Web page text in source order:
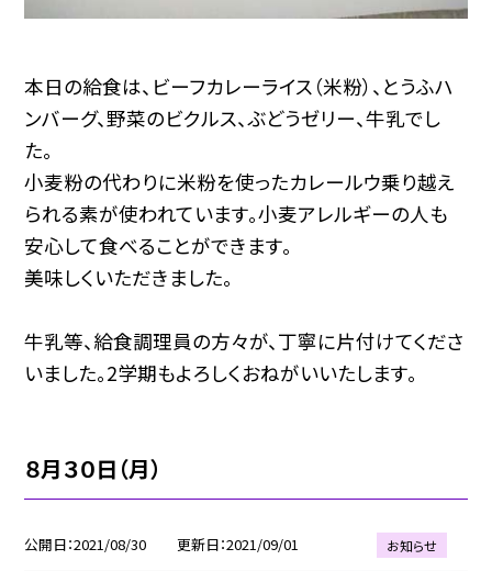
本日の給食は、ビーフカレーライス（米粉）、とうふハ
ンバーグ、野菜のビクルス、ぶどうゼリー、牛乳でし
た。
小麦粉の代わりに米粉を使ったカレールウ乗り越え
られる素が使われています。小麦アレルギーの人も
安心して食べることができます。
美味しくいただきました。
牛乳等、給食調理員の方々が、丁寧に片付けてくださ
いました。2学期もよろしくおねがいいたします。
８月３０日（月）
公開日 2021/08/30 更新日 2021/09/01 お知らせ